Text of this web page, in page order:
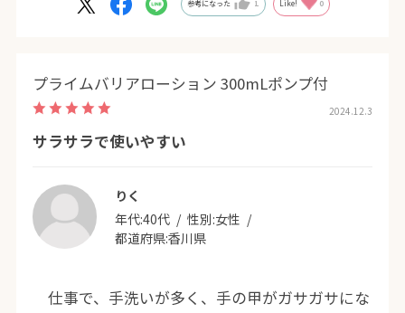
参考になった 1 Like! 0
プライムバリアローション 300mLポンプ付
2024.12.3
サラサラで使いやすい
りく
年代:40代 性別:女性
都道府県:香川県
仕事で、手洗いが多く、手の甲がガサガサにな